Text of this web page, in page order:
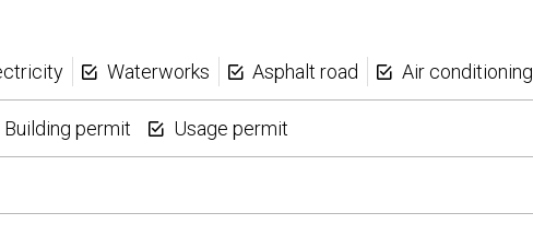
Waterworks Asphalt road Air conditioning
Building permit Usage permit